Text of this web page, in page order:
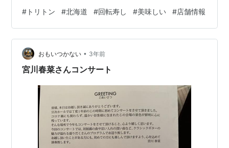
【ビッグホリデー】 ネタは大きくて新鮮、とにかく旨
い！ 北海道に行ったら絶対に外せない店 ネタが大きいの
で満足感も半端ない 全種類制覇したくなるけどさすがに
無理 いつも行く回転寿司だと 好きなネタはもう一皿頼ん
じゃったりするけど トリトンは満足できちゃうから いろ
# トリトン #北海道 #回転寿し #美味しい #店舗情報
おもいつかない • 3年前
宮川春菜さんコンサート